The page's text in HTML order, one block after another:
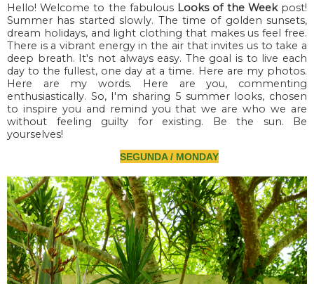
Hello! Welcome to the fabulous Looks of the Weekpost!
Summer has started slowly. The time of golden sunsets,
dream holidays, and light clothing that makes us feel free.
There is a vibrant energy in the air that invites us to take a
deep breath. It's not always easy. The goal is to live each
day to the fullest, one day at a time. Here are my photos.
Here are my words. Here are you, commenting
enthusiastically. So, I'm sharing 5 summer looks, chosen
to inspire you and remind you that we are who we are
without feeling guilty for existing. Be the sun. Be
yourselves!
SEGUNDA / MONDAY